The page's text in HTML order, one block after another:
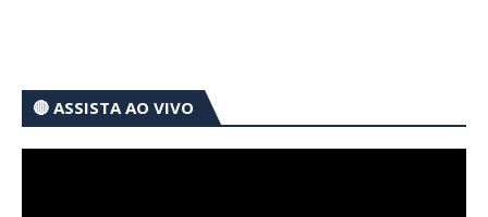
🔴 ASSISTA AO VIVO